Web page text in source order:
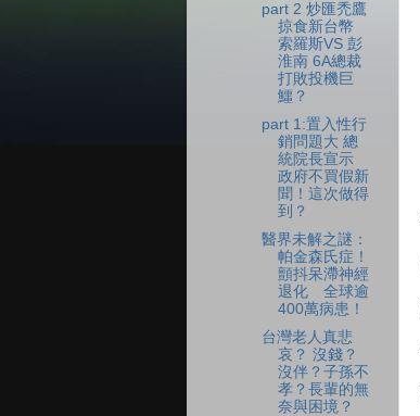
part 2 炒匯禿鷹
掠食新台幣
索羅斯VS 彭
淮南 6A總裁
打敗投機巨
鱷？
part 1:置入性行
銷問題大 總
統院長宣示
政府不買假新
聞！這次做得
到？
醫界未解之謎：
帕金森氏症！
顫抖呆滯神經
退化 全球逾
400萬病患！
台灣老人真悲
哀？ 沒錢？
沒伴？子孫不
孝？長輩的無
奈與困境？